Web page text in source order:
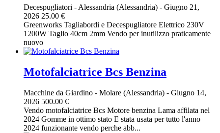
Decespugliatori - Alessandria (Alessandria) - Giugno 21,
2026 25.00 €
Greenworks Tagliabordi e Decespugliatore Elettrico 230V
1200W Taglio 40cm 2mm Vendo per inutilizzo praticamente
nuovo
Motofalciatrice Bcs Benzina
Macchine da Giardino - Molare (Alessandria) - Giugno 14,
2026 500.00 €
Vendo motofalciatrice Bcs Motore benzina Lama affilata nel
2024 Gomme in ottimo stato E stata usata per tutto l'anno
2024 funzionante vendo perche abb...